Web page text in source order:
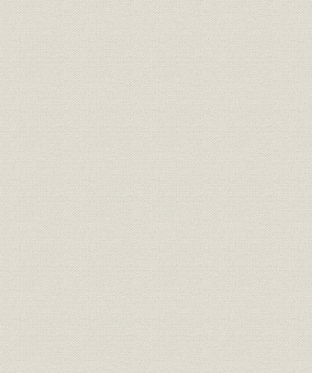
3. 海外契約・協力通信社
第2節 株式会社共同通信社
1. 概要
2. 業務内容
第3節 株式会社共同通信会館
第4節 株式会社共同通信リース
第5節 海外現地法人と関連法人
第6節 共同通信社健康保険組合
第2部 通史
序章 同盟解散
1. 原爆投下で決意
2. GHQの同盟非難
3. 機先制し自主解散